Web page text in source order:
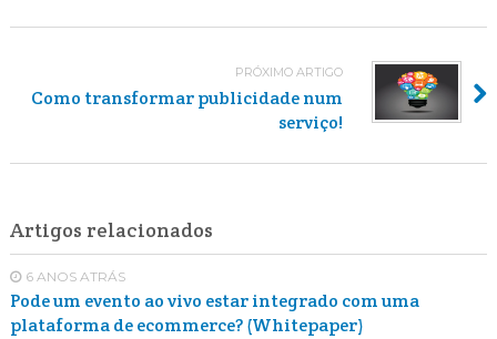
PRÓXIMO ARTIGO
Como transformar publicidade num
serviço!
Artigos relacionados
6 ANOS ATRÁS
Pode um evento ao vivo estar integrado com uma
plataforma de ecommerce? (Whitepaper)